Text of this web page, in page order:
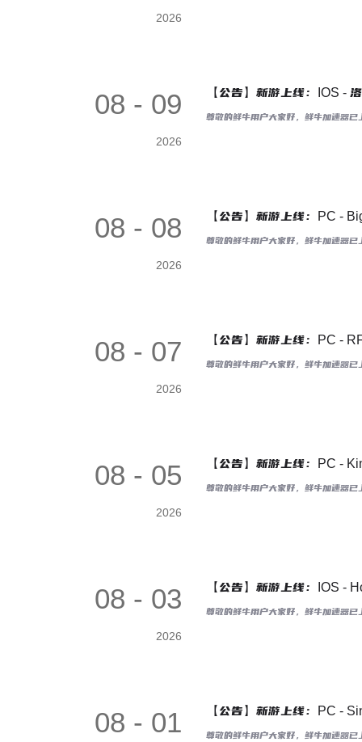
2026
08 - 09
2026
【公告】新游上线：IOS -
尊敬的鲜牛用户大家好，鲜牛加速器
08 - 08
2026
【公告】新游上线：PC -
尊敬的鲜牛用户大家好，鲜牛加速器
08 - 07
2026
【公告】新游上线：PC -
尊敬的鲜牛用户大家好，鲜牛加速器
08 - 05
2026
【公告】新游上线：PC -
尊敬的鲜牛用户大家好，鲜牛加速器
08 - 03
2026
【公告】新游上线：IOS -
尊敬的鲜牛用户大家好，鲜牛加速器
08 - 01 【公告】新游上线：PC -
尊敬的鲜牛用户大家好，鲜牛加速器